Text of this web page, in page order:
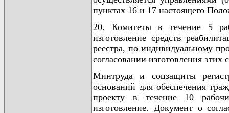
пунктах 16 и 17 настоящего
20. Комитеты в течение 5
изготовление средств
реестра, по индивидуальному
согласовании изготовления этих
Минтруда и соцзащиты
оснований для обеспечения
проекту в течение 10
изготовление. Документ о